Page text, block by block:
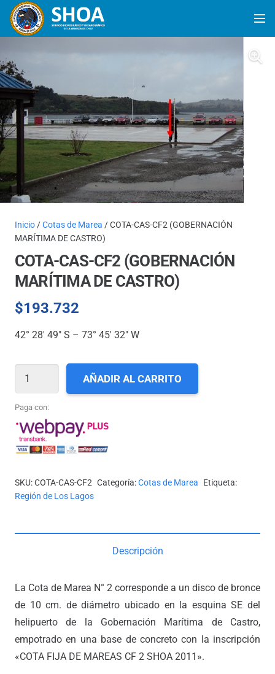
Inicio /Cotas de Marea / COTA-CAS-CF2 (GOBERNACIÓN
MARÍTIMA DE CASTRO)
COTA-CAS-CF2 (GOBERNACIÓN
MARÍTIMA DE CASTRO)
$193.732
42° 28′ 49″ S – 73° 45′ 32″ W
COTA-
CF2
(GOBERNACIÓN
MARÍTIMA
DE
cantidad
AÑADIR AL CARRITO
Paga con:
SKU:COTA-CAS-CF2 Categoría:Cotas de Marea Etiqueta:
Región de Los Lagos
Descripción
La Cota de Marea N° 2 corresponde a un disco de bronce
de 10 cm. de diámetro ubicado en la esquina SE del
helipuerto de la Gobernación Marítima de Castro,
empotrado en una base de concreto con la inscripción
«COTA FIJA DE MAREAS CF 2 SHOA 2011».